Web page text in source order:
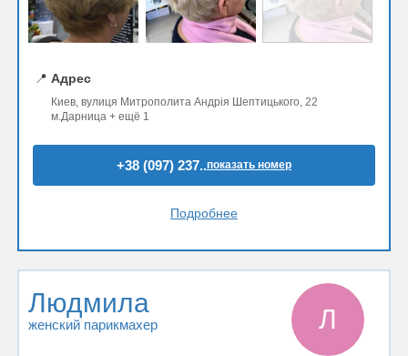
📍 Адрес
Киев, вулиця Митрополита Андрія Шептицького, 22
м.Дарница + ещё 1
+38 (097) 237..показать номер
Подробнее
Людмила
женский парикмахер Л